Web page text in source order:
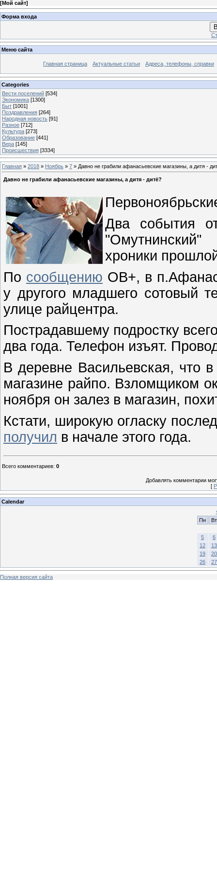
[Мой сайт]
Форма входа
Меню сайта
Главная страница Актуальные статьи Адреса, телефоны, справки
Categories
Вести поселений [534]
Экономика [1300]
Быт [1001]
Поздравления [264]
Народная новость [91]
Разное [712]
Культура [273]
Образование [441]
Вера [145]
Происшествия [3334]
Главная » 2018 » Ноябрь » 7 » Давно не грабили афанасьевские магазины, а дитя -
Давно не грабили афанасьевские магазины, а дитя - дитё?
Два события
хроники
По сообщению ОВ+, в
у другого младшего сотовый
улице райцентра.
Пострадавшему подростку
два года. Телефон изъят.
В деревне Васильевская, что
магазине райпо. Взломщиком
ноября он залез в магазин,
Кстати, широкую огласку
получил в начале этого года.
Всего комментариев: 0
Добавлять комментарии
[
Calendar
Пн
Вт
5
6
12
13
19
20
26
27
Полная версия сайта